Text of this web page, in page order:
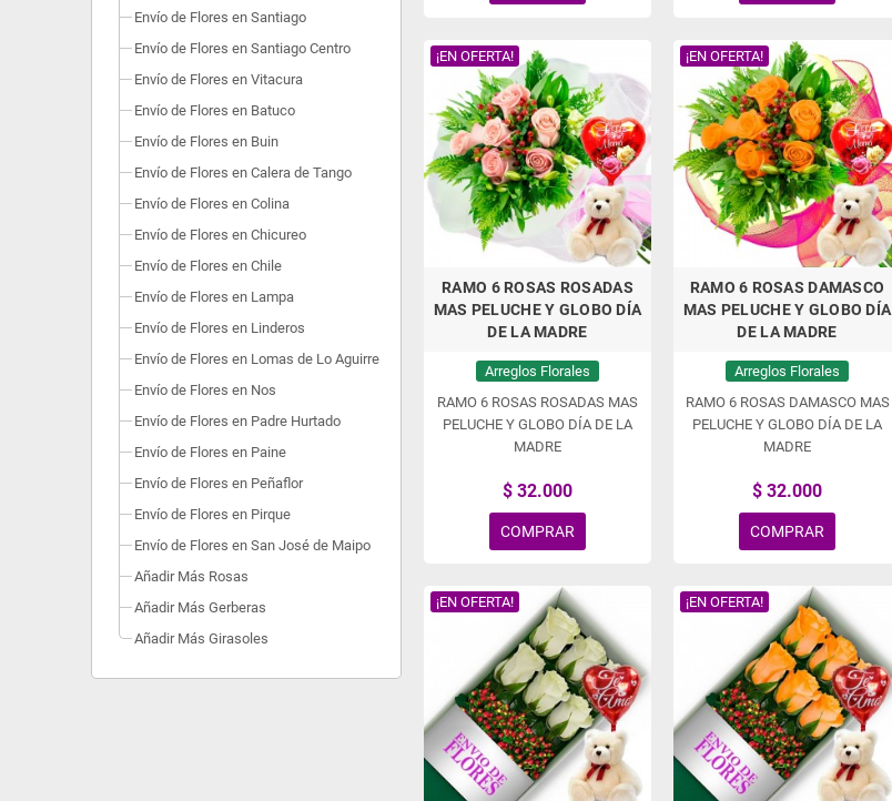
Envío de Flores en Santiago
Envío de Flores en Santiago Centro
Envío de Flores en Vitacura
Envío de Flores en Batuco
Envío de Flores en Buin
Envío de Flores en Calera de Tango
Envío de Flores en Colina
Envío de Flores en Chicureo
Envío de Flores en Chile
Envío de Flores en Lampa
Envío de Flores en Linderos
Envío de Flores en Lomas de Lo Aguirre
Envío de Flores en Nos
Envío de Flores en Padre Hurtado
Envío de Flores en Paine
Envío de Flores en Peñaflor
Envío de Flores en Pirque
Envío de Flores en San José de Maipo
Añadir Más Rosas
Añadir Más Gerberas
Añadir Más Girasoles
¡EN OFERTA!
RAMO 6 ROSAS ROSADAS
MAS PELUCHE Y GLOBO DÍA
DE LA MADRE
Arreglos Florales
RAMO 6 ROSAS ROSADAS MAS
PELUCHE Y GLOBO DÍA DE LA
MADRE
$ 32.000
COMPRAR
¡EN OFERTA!
RAMO 6 ROSAS DAMASCO
MAS PELUCHE Y GLOBO DÍA
DE LA MADRE
Arreglos Florales
RAMO 6 ROSAS DAMASCO MAS
PELUCHE Y GLOBO DÍA DE LA
MADRE
$ 32.000
COMPRAR
¡EN OFERTA! ¡EN OFERTA!